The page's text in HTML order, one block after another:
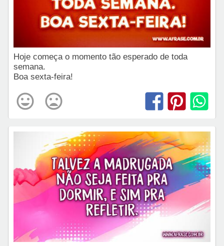
Hoje começa o momento tão esperado de toda
semana.
Boa sexta-feira!